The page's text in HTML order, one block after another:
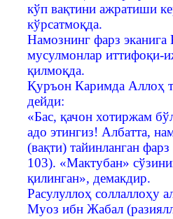
кўп вақтини ажратиши
кўрсатмоқда.
Намознинг фарз эканига
мусулмонлар иттифоқи-
қилмоқда.
Қуръон Каримда Аллоҳ
дейди:
«Бас, қачон хотиржам
адо этингиз! Албатта,
(вақти) тайинланган
103). «Мактубан»
қилинган», демакдир.
Расулуллоҳ соллаллоҳу
Муоз ибн Жабал